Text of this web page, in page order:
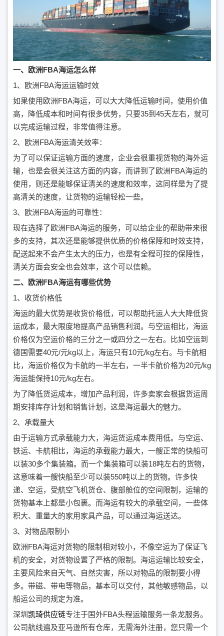
一、欧洲FBA海运怎么样
1、欧洲FBA海运运输时效
如果使用欧洲FBA海运，可以大大降低运输时间，使用价值
高，降低成本和时间有很多优势，只要35到45天左右，就可
以完成运输过程，非常值得注意。
2、欧洲FBA海运清关效率：
为了可以保证运输方面的速度，企业会很重视货物的海外运
输，也是会很关注这方面的内容，而讲到了欧洲FBA海运的
使用，则还是能够保证清关的速度和效率，这同样是为了提
高清关的速度，让货物的运输轻松一些。
3、欧洲FBA海运的可靠性：
现在选择了欧洲FBA海运的服务，可以给企业的帮助带来很
多的支持，其次还是能够提供优质的价格保障和时效支持，
配送起来不会产生太大的压力，也是有全程可控的保障性，
清关方面会安全也会效率，这个可以信赖。
二、欧洲FBA海运有哪些优势
1、收货价格低
海运的最大优势是收货价格低，可以帮助托运人大大降低货
运成本，最大限度地提高产品销售利润。与空运相比，海运
价格仅为空运价格的三分之一或四分之一左右。比如空运到
德国需要40元/元kg以上，海运只有10元/kg左右。与卡航相
比，海运价格仅为卡航的一半左右，一半卡航价格为20元/kg
海运能保持10元/kg左右。
为了降低货运成本，增加产品利润，许多卖家会根据货运周
期安排库存计划和销售计划，这是海运最大的魅力。
2、承载量大
由于运输方式承载能力大，海运货运成本费用低。与空运、
铁运、卡航相比，海运的承载能力最大，一艘正常的快船可
以装30多个集装箱。而一个集装箱可以装18吨左右的货物，
这意味着一艘快船至少可以装550吨以上的货物。许多快
递、空运，受航空飞机货仓、腹部舱位的空间限制，运输的
货物基本上都是小包裹。而海运有较大的承载空间，一些体
积大、重量大的家用家具产品，可以通过海运送达。
3、对物品限制小
欧洲FBA海运对货物的限制相对较小，不像空运为了保证飞
机的安全，对货物设置了严格的限制。海运运输比较安全，
主要风险来自天气、自然灾害，所以对物品的限制要小得
多。带磁、带电等物品，基本可以交付，其他敏感物品，以
船运公司的规定为准。
深圳 凯琦供应链专注于国外FBA头程运输服务一条龙服务。
公司航线遍及亚马逊所有仓库，无需海外注册，您只需一个